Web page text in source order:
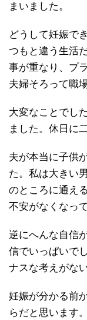
まいました。
どうして妊娠で
つもと違う生活
事が重なり、プ
夫婦そろって職
大変なことでし
ました。休日に
夫が本当に子供
た。私は大きい
のところに通え
不安がなくなっ
逆にへんな自信
信でいっぱいで
ナスな考えがな
妊娠が分かる前
らだと思います